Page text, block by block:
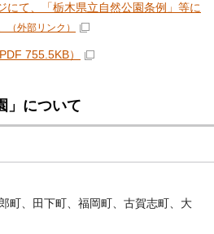
にて、「栃木県立自然公園条例」等に
（外部リンク）
755.5KB）
」について
、田下町、福岡町、古賀志町、大